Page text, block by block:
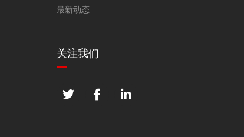
最新动态
关注我们
T
w
F
a
i